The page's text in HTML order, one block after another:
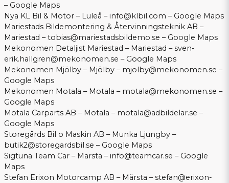
– Google Maps
Nya KL Bil & Motor – Luleå –info@klbil.com – Google Maps
Mariestads Bildemontering & Återvinningsteknik AB –
Mariestad –tobias@mariestadsbildemo.se – Google Maps
Mekonomen Detaljist Mariestad – Mariestad –sven-
erik.hallgren@mekonomen.se – Google Maps
Mekonomen Mjölby – Mjölby – mjolby@mekonomen.se –
Google Maps
Mekonomen Motala – Motala – motala@mekonomen.se –
Google Maps
Motala Carparts AB – Motala – motala@adbildelar.se –
Google Maps
Storegårds Bil o Maskin AB – Munka Ljungby –
butik2@storegardsbil.se – Google Maps
Sigtuna Team Car – Märsta –info@teamcar.se – Google
Maps
Stefan Erixon Motorcamp AB – Märsta –stefan@erixon-